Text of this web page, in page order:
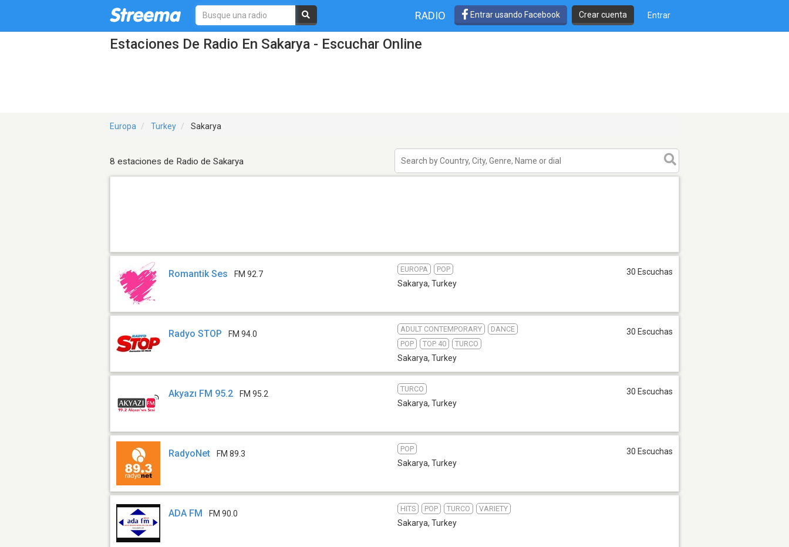
RADIO Entrar usando Facebook Crear cuenta Entrar
Estaciones De Radio En Sakarya - Escuchar Online
Europa Turkey Sakarya
8 estaciones de Radio de Sakarya
Romantik Ses FM 92.7
EUROPA POP
Sakarya, Turkey
30 Escuchas
Radyo STOP FM 94.0
ADULT CONTEMPORARY
DANCE
POP
TOP 40 TURCO
Sakarya, Turkey
30 Escuchas
Akyazı FM 95.2 FM 95.2
TURCO
Sakarya, Turkey
30 Escuchas
RadyoNet FM 89.3
POP
Sakarya, Turkey
30 Escuchas
ADA FM FM 90.0
HITS POP TURCO VARIETY
Sakarya, Turkey